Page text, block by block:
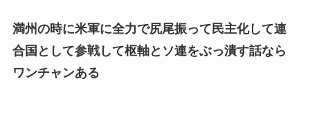
満州の時に米軍に全力で尻尾振って民主化して連
合国として参戦して枢軸とソ連をぶっ潰す話なら
ワンチャンある